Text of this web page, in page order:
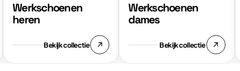
Werkschoenen
heren
Bekijk collectie
Werkschoenen
dames
Bekijk collectie